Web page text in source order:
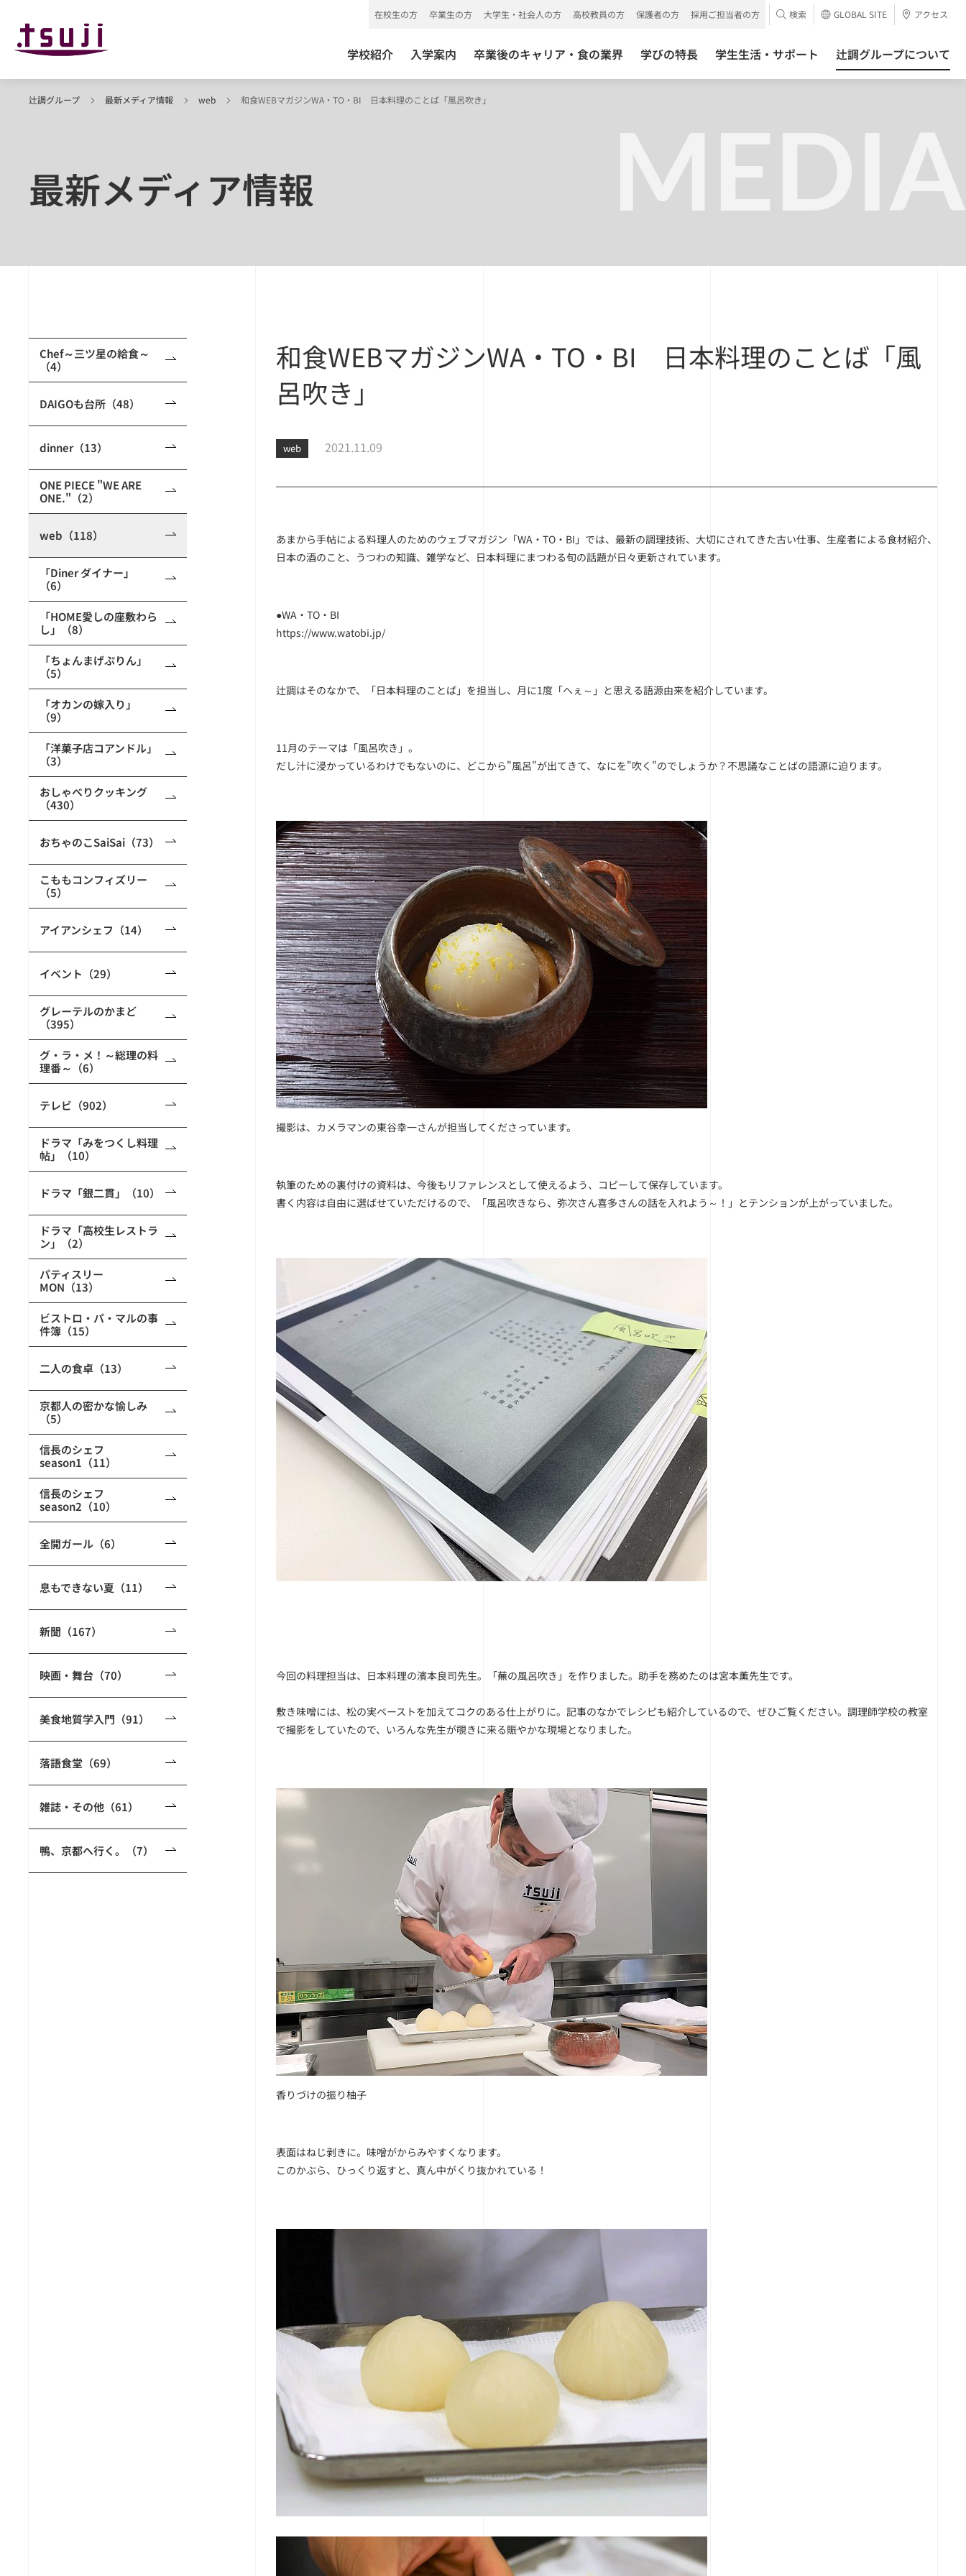
学校紹介 入学案内 卒業後のキャリア・食の業界 学びの特長 学生生活・サポート 辻調グループについて
在校生の方 卒業生の方 大学生・社会人の方 高校教員の方 保護者の方 採用ご担当者の方 検索 GLOBAL SITE アクセス
MEDIA
辻調グループ 最新メディア情報 web 和食WEBマガジンWA・TO・BI 日本料理のことば「風呂吹き」
最新メディア情報
Chef～三ツ星の給食～
（4）
DAIGOも台所（48）
dinner（13）
ONE PIECE "WE ARE
ONE."（2）
web（118）
「Diner ダイナー」
（6）
「HOME愛しの座敷わら
し」（8）
「ちょんまげぷりん」
（5）
「オカンの嫁入り」
（9）
「洋菓子店コアンドル」
（3）
おしゃべりクッキング
（430）
おちゃのこSaiSai（73）
こももコンフィズリー
（5）
アイアンシェフ（14）
イベント（29）
グレーテルのかまど
（395）
グ・ラ・メ！～総理の料
理番～（6）
テレビ（902）
ドラマ「みをつくし料理
帖」（10）
ドラマ「銀二貫」（10）
ドラマ「高校生レストラ
ン」（2）
パティスリー
MON（13）
ビストロ・パ・マルの事
件簿（15）
二人の食卓（13）
京都人の密かな愉しみ
（5）
信長のシェフ
season1（11）
信長のシェフ
season2（10）
全開ガール（6）
息もできない夏（11）
新聞（167）
映画・舞台（70）
美食地質学入門（91）
落語食堂（69）
雑誌・その他（61）
鴨、京都へ行く。（7）
和食WEBマガジンWA・TO・BI 日本料理のことば「風
呂吹き」
web 2021.11.09
あまから手帖による料理人のためのウェブマガジン「WA・TO・BI」では、最新の調理技術、大切にされてきた古い仕事、生産者による食材紹介、
日本の酒のこと、うつわの知識、雑学など、日本料理にまつわる旬の話題が日々更新されています。
●WA・TO・BI
https://www.watobi.jp/
辻調はそのなかで、「日本料理のことば」を担当し、月に1度「へぇ～」と思える語源由来を紹介しています。
11月のテーマは「風呂吹き」。
だし汁に浸かっているわけでもないのに、どこから"風呂"が出てきて、なにを"吹く"のでしょうか？不思議なことばの語源に迫ります。
撮影は、カメラマンの東谷幸一さんが担当してくださっています。
執筆のための裏付けの資料は、今後もリファレンスとして使えるよう、コピーして保存しています。
書く内容は自由に選ばせていただけるので、「風呂吹きなら、弥次さん喜多さんの話を入れよう～！」とテンションが上がっていました。
今回の料理担当は、日本料理の濱本良司先生。「蕪の風呂吹き」を作りました。助手を務めたのは宮本薫先生です。
敷き味噌には、松の実ペーストを加えてコクのある仕上がりに。記事のなかでレシピも紹介しているので、ぜひご覧ください。調理師学校の教室
で撮影をしていたので、いろんな先生が覗きに来る賑やかな現場となりました。
香りづけの振り柚子
表面はねじ剥きに。味噌がからみやすくなります。
このかぶら、ひっくり返すと、真ん中がくり抜かれている！